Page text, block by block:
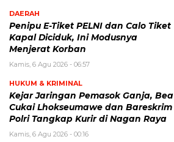
DAERAH
Penipu E-Tiket PELNI dan Calo Tiket
Kapal Diciduk, Ini Modusnya
Menjerat Korban
Kamis, 6 Agu 2026 - 06:57
HUKUM & KRIMINAL
Kejar Jaringan Pemasok Ganja, Bea
Cukai Lhokseumawe dan Bareskrim
Polri Tangkap Kurir di Nagan Raya
Kamis, 6 Agu 2026 - 00:16